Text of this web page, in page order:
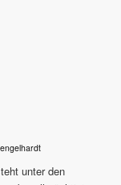
engelhardt
unter den